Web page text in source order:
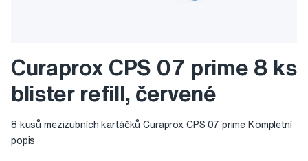
Curaprox CPS 07 prime 8 ks
blister refill, červené
8 kusů mezizubních kartáčků Curaprox CPS 07 prime Kompletní
popis